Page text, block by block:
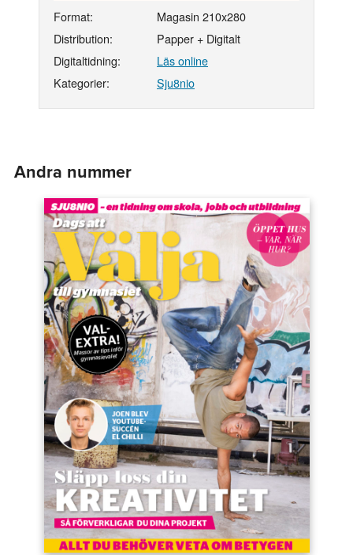
Format:
Magasin 210x280
Distribution:
Papper + Digitalt
Digitaltidning:
Läs online
Kategorier:
Sju8nio
Andra nummer